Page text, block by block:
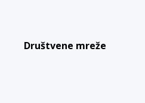
Društvene mreže